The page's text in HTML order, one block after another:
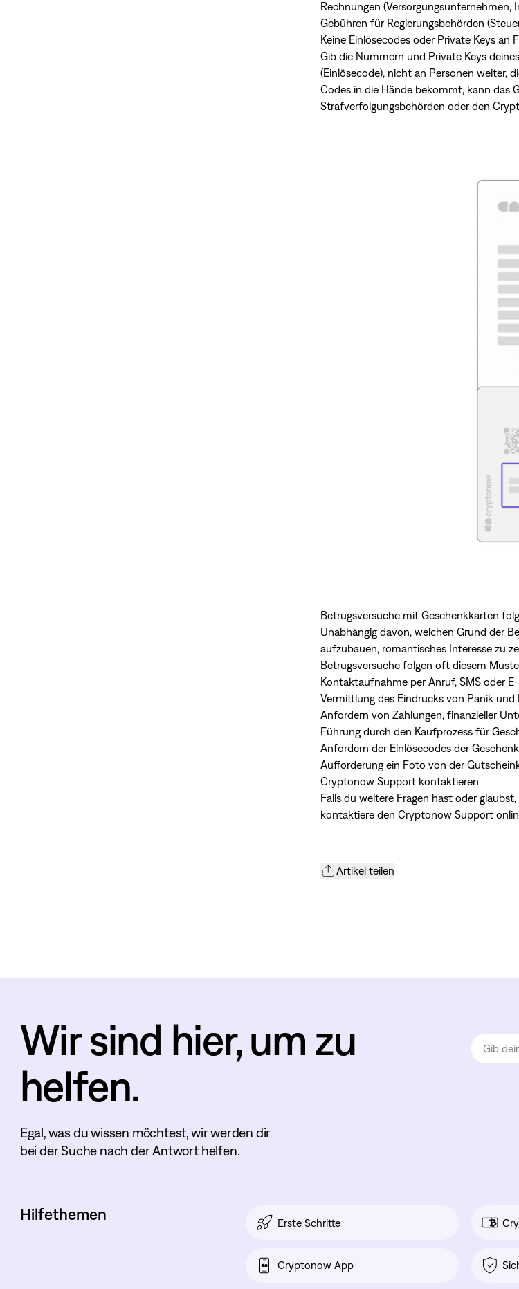
Rechnungen (Versorgungsunternehmen,
Gebühren für Regierungsbehörden
Keine Einlösecodes oder Private Keys an
Gib die Nummern und Private Keys
(Einlösecode), nicht an Personen weiter,
Codes in die Hände bekommt, kann das
Strafverfolgungsbehörden oder den
Betrugsversuche mit Geschenkkarten
Unabhängig davon, welchen Grund der
aufzubauen, romantisches Interesse zu
Betrugsversuche folgen oft diesem
Kontaktaufnahme per Anruf, SMS oder
Vermittlung des Eindrucks von Panik und
Anfordern von Zahlungen, finanzieller
Führung durch den Kaufprozess für
Anfordern der Einlösecodes der
Aufforderung ein Foto von der
Cryptonow Support kontaktieren
Falls du weitere Fragen hast oder
kontaktiere denCryptonow Support
Artikel teilen
Wir sind hier, um zu
helfen.
Egal, was du wissen möchtest, wir werden dir
bei der Suche nach der Antwort helfen.
Hilfethemen Erste Schritte
Cryptonow App